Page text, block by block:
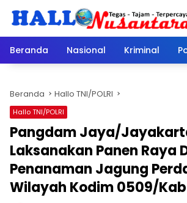
Beranda
Nasional Kriminal
Beranda Hallo TNI/POLRI
Hallo TNI/POLRI
Pangdam Jaya/
Laksanakan Panen Raya
Penanaman Jagung
Wilayah Kodim 0509/